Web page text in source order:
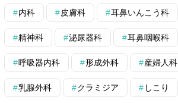
内科 皮膚科 耳鼻いんこう科
精神科 泌尿器科 耳鼻咽喉科
呼吸器内科 形成外科 産婦人科
乳腺外科 クラミジア しこり